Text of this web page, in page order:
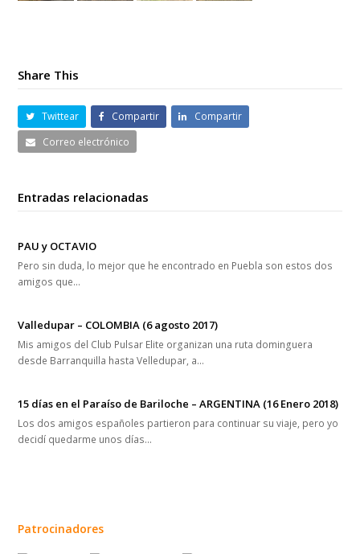
Share This
Twittear Compartir
Compartir
Correo electrónico
Entradas relacionadas
PAU y OCTAVIO
Pero sin duda, lo mejor que he encontrado en Puebla son estos dos
amigos que…
Valledupar – COLOMBIA (6 agosto 2017)
Mis amigos del Club Pulsar Elite organizan una ruta dominguera
desde Barranquilla hasta Velledupar, a…
15 días en el Paraíso de Bariloche – ARGENTINA (16 Enero 2018)
Los dos amigos españoles partieron para continuar su viaje, pero yo
decidí quedarme unos días…
Patrocinadores